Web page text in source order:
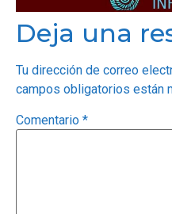
Deja una
Tu dirección de correo
campos obligatorios están
Comentario *